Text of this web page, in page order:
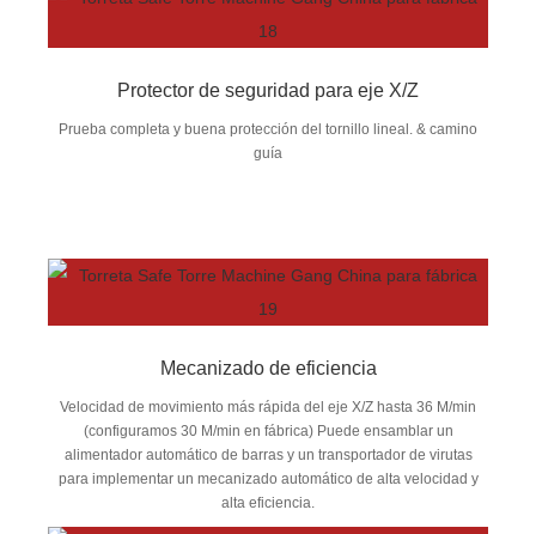
Protector de seguridad para eje X/Z
Prueba completa y buena protección del tornillo lineal. & camino
guía
Mecanizado de eficiencia
Velocidad de movimiento más rápida del eje X/Z hasta 36 M/min
(configuramos 30 M/min en fábrica) Puede ensamblar un
alimentador automático de barras y un transportador de virutas
para implementar un mecanizado automático de alta velocidad y
alta eficiencia.